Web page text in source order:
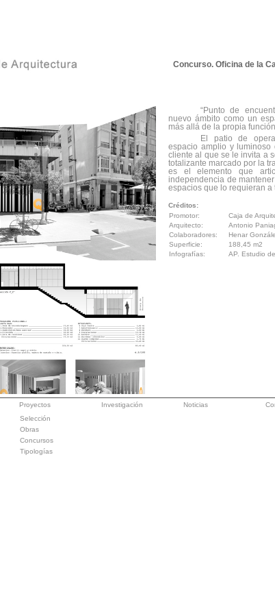
Concurso. Oficina de la
“Punto de
nuevo ámbito como un
más allá de la propia
El patio de
espacio amplio y
cliente al que se le invita a
totalizante marcado por la
es el elemento que
independencia de
espacios que lo requieran
Créditos:
Promotor:
Caja de
Arquitecto:
Antonio
Colaboradores:
Henar
Superficie:
188,45 m2
Infografías:
AP. Estudio
Proyectos
Selección
Obras
Concursos
Tipologías
Investigación Noticias